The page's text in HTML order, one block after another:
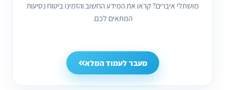
מושתלי איברים? קראו את המידע החשוב והזמינו ביטוח נסיעות
המתאים לכם.
מעבר לעמוד המלא